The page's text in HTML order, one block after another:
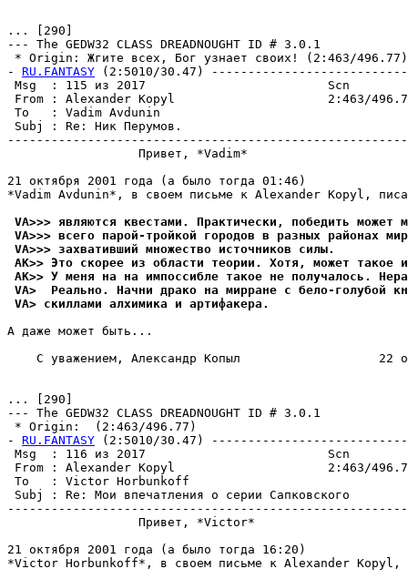
... [290]
--- The GEDW32 CLASS DREADNOUGHT ID # 3.0.1
* Origin: Жгите всех, Бог узнает своих! (2:463/496.77)
- RU.FANTASY (2:5010/30.47)
Msg  : 115 из 2017                         Scn
From : Alexander Kopyl                     2:463/
To   : Vadim Avdunin
Subj : Re: Ник Перумов.
                  Привет, *Vadim*
21 октября 2001 года (а было тогда 01:46)
*Vadim Avdunin*, в своем письме к Alexander Kopyl,
VA>>> являются квестами. Практически, победить может
VA>>> всего паpой-тpойкой городов в разных районах
VA>>> захвативший множество источников силы.
AK>> Это скорее из области теории. Хотя, может такое
AK>> У меня на на импоссибле такое не получалось.
VA>  Реально. Начни драко на мирране с бело-голубой
VA> скиллами алхимика и аpтифакеpа.
А даже может быть...
С уважением, Александр Копыл                   22
... [290]
--- The GEDW32 CLASS DREADNOUGHT ID # 3.0.1
* Origin:  (2:463/496.77)
- RU.FANTASY (2:5010/30.47)
Msg  : 116 из 2017                         Scn
From : Alexander Kopyl                     2:463/
To   : Victor Horbunkoff
Subj : Re: Мои впечатления о серии Сапковского
                  Привет, *Victor*
21 октября 2001 года (а было тогда 16:20)
*Victor Horbunkoff*, в своем письме к Alexander Kopyl,